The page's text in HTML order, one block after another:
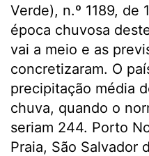
Verde), n.º 1189, de
época chuvosa
vai a meio e as
concretizaram. O
precipitação média
chuva, quando o
seriam 244. Porto
Praia, São Salvador